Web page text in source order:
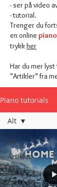
- ser på video
- tutorial.
Trenger du
en online
trykkher
Har du mer
"Artikler" fra
Piano tutorials
Alt
Artikler
Piano
tutorials
Alt